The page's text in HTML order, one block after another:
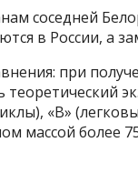
соседней
в России, а
при
теоретический
«В»
массой более